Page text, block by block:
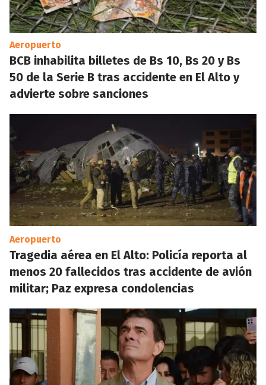
Aeropuerto
BCB inhabilita billetes de Bs 10, Bs 20 y Bs
50 de la Serie B tras accidente en El Alto y
advierte sobre sanciones
Aeropuerto
Tragedia aérea en El Alto: Policía reporta al
menos 20 fallecidos tras accidente de avión
militar; Paz expresa condolencias